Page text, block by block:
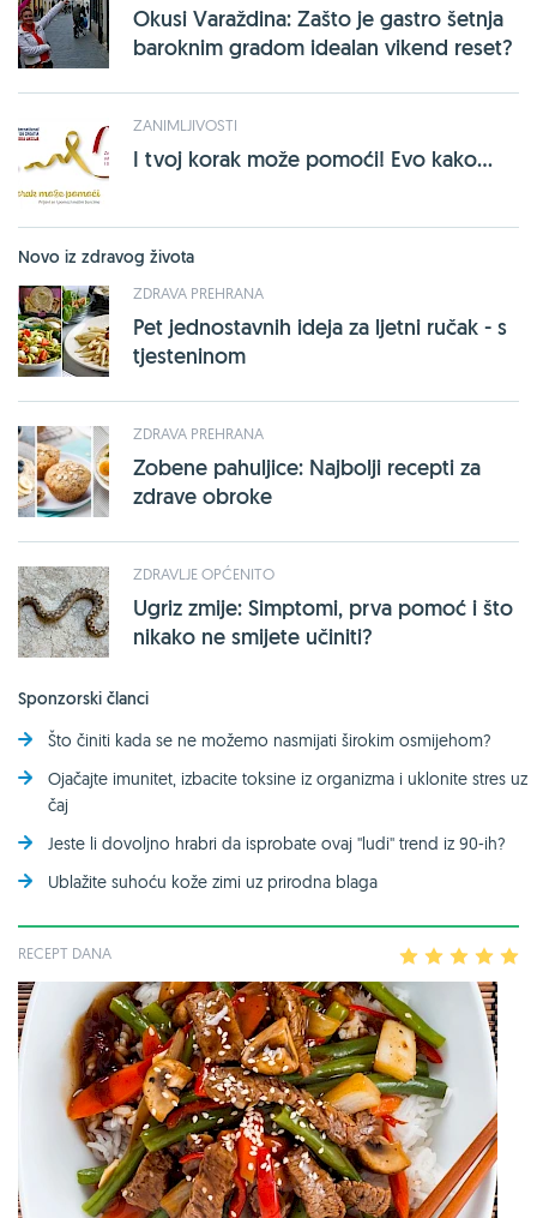
Okusi Varaždina: Zašto je gastro šetnja
baroknim gradom idealan vikend reset?
ZANIMLJIVOSTI
I tvoj korak može pomoći! Evo kako...
Novo iz zdravog života
ZDRAVA PREHRANA
Pet jednostavnih ideja za ljetni ručak - s
tjesteninom
ZDRAVA PREHRANA
Zobene pahuljice: Najbolji recepti za
zdrave obroke
ZDRAVLJE OPĆENITO
Ugriz zmije: Simptomi, prva pomoć i što
nikako ne smijete učiniti?
Sponzorski članci
Što činiti kada se ne možemo nasmijati širokim osmijehom?
Ojačajte imunitet, izbacite toksine iz organizma i uklonite stres uz
čaj
Jeste li dovoljno hrabri da isprobate ovaj ''ludi'' trend iz 90-ih?
Ublažite suhoću kože zimi uz prirodna blaga
RECEPT DANA 2 3 4